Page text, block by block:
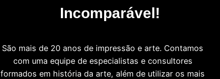
Incomparável!
São mais de 20 anos de impressão e arte. Contamos
com uma equipe de especialistas e consultores
formados em história da arte, além de utilizar os mais